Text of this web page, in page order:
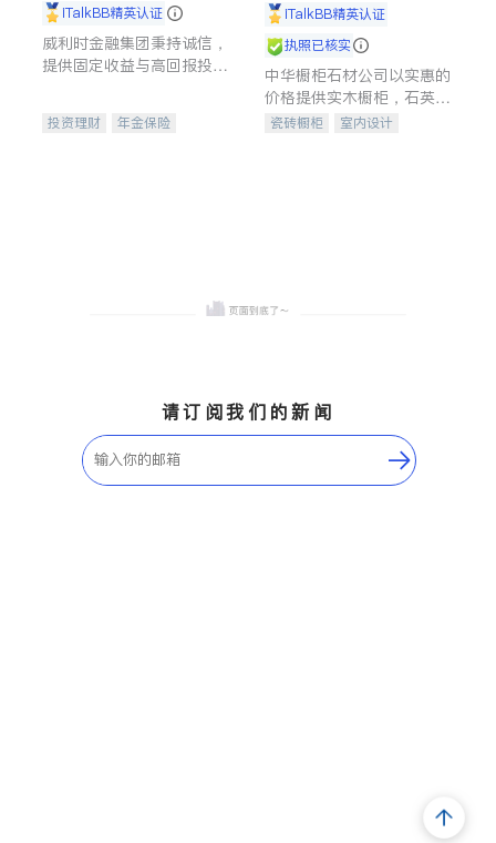
iTalkBB精英认证
威利时金融集团秉持诚信，
提供固定收益与高回报投资
合，助力客户实现目标
投资理财
年金保险
iTalkBB精英认证
执照已核实
中华橱柜石材公司以实惠的
价格提供实木橱柜，石英石
台面，多种优质不锈钢水
瓷砖橱柜
室内设计
请订阅我们的新闻